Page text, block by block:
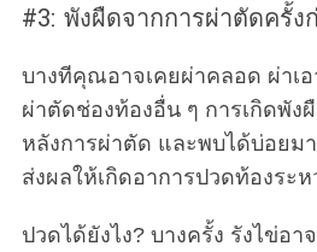
#3: พังผืดจากการผ่าตัดครั้ง
บางทีคุณอาจเคยผ่าคลอด ผ่าเ
ผ่าตัดช่องท้องอื่น ๆ การเกิดพัง
หลังการผ่าตัด และพบได้บ่อยม
ส่งผลให้เกิดอาการปวดท้องระ
ปวดได้ยังไง? บางครั้ง รังไข่อา